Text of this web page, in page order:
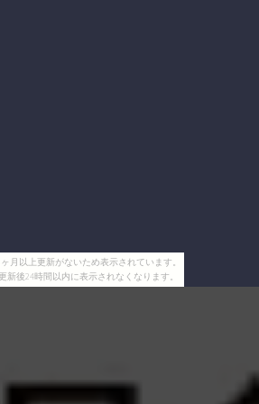
月以上更新がないため表示されています。
新後24時間以内に表示されなくなります。